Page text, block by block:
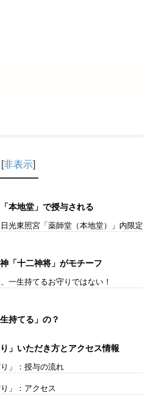
[非表示]
本地堂」で授与される
光東照宮「薬師堂（本地堂）」内限定
「十二神将」がモチーフ
一生持てるお守りではない！
持てる」の？
」いただき方とアクセス情報
」：授与の流れ
」：アクセス